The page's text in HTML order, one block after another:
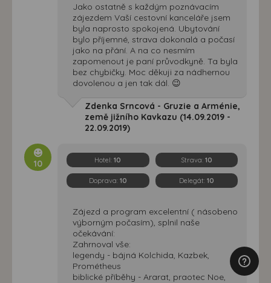
Jako ostatně s každým poznávacím
zájezdem Vaší cestovní kanceláře jsem
byla naprosto spokojená. Ubytování
bylo příjemné, strava dokonalá a počasí
jako na přání. A na co nesmím
zapomenout je paní průvodkyně. Ta byla
bez chybičky. Moc děkuji za nádhernou
dovolenou a jen tak dál. 😉
Zdenka Srncová - Gruzie a Arménie,
země jižního Kavkazu (14.09.2019 -
22.09.2019)
10 Hotel:10 Strava: 10
Doprava: 10 Delegát: 10
Zájezd a program excelentní ( násobeno
výborným počasím), splnil naše
očekávání:
Zahrnoval vše:
legendy - bájná Kolchida, Kazbek,
Prométheus
biblické příběhy - Ararat, praotec Noe,